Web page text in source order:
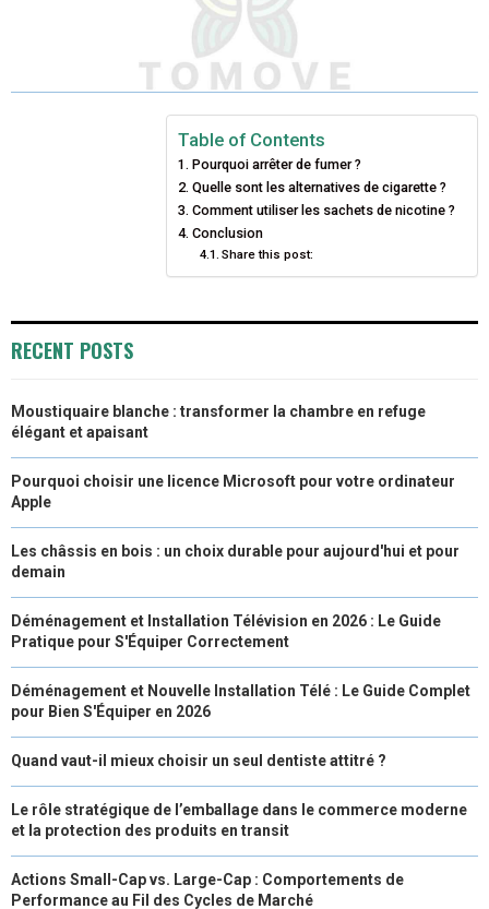
R
W
)
R
N
E
B
O
O
H
A
R
O
N
I
N
T
R
E
S
R
O
N
K
D
I
R
N
I
Table of Contents
Pourquoi arrêter de fumer ?
Quelle sont les alternatives de cigarette ?
Comment utiliser les sachets de nicotine ?
Conclusion
Share this post:
RECENT POSTS
Moustiquaire blanche : transformer la chambre en refuge
élégant et apaisant
Pourquoi choisir une licence Microsoft pour votre ordinateur
Apple
Les châssis en bois : un choix durable pour aujourd'hui et pour
demain
Déménagement et Installation Télévision en 2026 : Le Guide
Pratique pour S'Équiper Correctement
Déménagement et Nouvelle Installation Télé : Le Guide Complet
pour Bien S'Équiper en 2026
Quand vaut-il mieux choisir un seul dentiste attitré ?
Le rôle stratégique de l’emballage dans le commerce moderne
et la protection des produits en transit
Actions Small-Cap vs. Large-Cap : Comportements de
Performance au Fil des Cycles de Marché